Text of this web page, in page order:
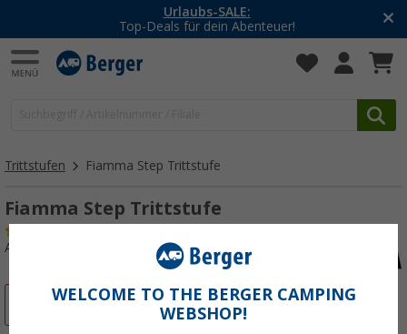
Urlaubs-SALE:
Top-Deals für dein Abenteuer!
Trittstufen Fiamma Step Trittstufe
Fiamma Step Trittstufe
Art.-Nr.: 330710
WELCOME TO THE BERGER CAMPING
WEBSHOP!